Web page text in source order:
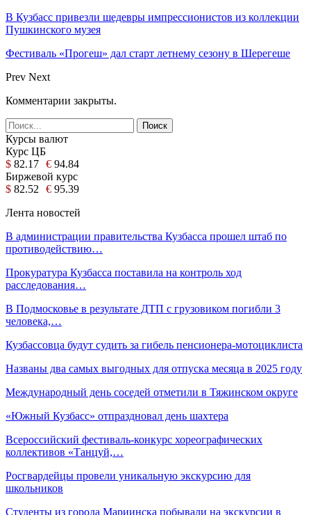
В Кузбасс привезли шедевры импрессионистов из коллекции
Пушкинского музея
Фестиваль «Прогеш» дал старт летнему сезону в Шерегеше
Prev Next
Комментарии закрыты.
Курсы валют
Курс ЦБ
$ 82.17 € 94.84
Биржевой курс
$ 82.52 € 95.39
Лента новостей
В администрации правительства Кузбасса прошел штаб по
противодействию…
Прокуратура Кузбасса поставила на контроль ход
расследования…
В Подмосковье в результате ДТП с грузовиком погибли 3
человека,…
Кузбассовца будут судить за гибель пенсионера-мотоциклиста
Названы два самых выгодных для отпуска месяца в 2025 году
Международный день соседей отметили в Тяжинском округе
«Южный Кузбасс» отпраздновал день шахтера
Всероссийский фестиваль-конкурс хореографических
коллективов «Танцуй,…
Росгвардейцы провели уникальную экскурсию для
школьников
Студенты из города Мариинска побывали на экскурсии в